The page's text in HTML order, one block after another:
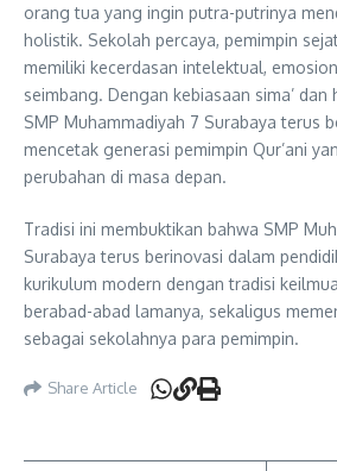
orang tua yang ingin putra-putrinya
holistik. Sekolah percaya, pemimpin
memiliki kecerdasan intelektual,
seimbang. Dengan kebiasaan sima’
SMP Muhammadiyah 7 Surabaya terus
mencetak generasi pemimpin Qur’ani
perubahan di masa depan.
Tradisi ini membuktikan bahwa SMP
Surabaya terus berinovasi dalam
kurikulum modern dengan tradisi
berabad-abad lamanya, sekaligus
sebagai sekolahnya para pemimpin.
Share Article